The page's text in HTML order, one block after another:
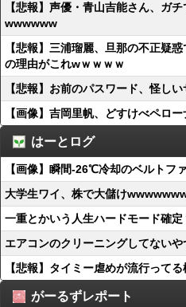
【悲報】声優・青山吉能さん、ガ
wwwwww
【悲報】三浦瑠麗、旦那の不正疑
の理由がこれwｗｗｗｗ
【悲報】お前のパスワード、怪し
【画像】吉岡里帆、どすけべペロ
はーとログ
【画像】瞬間-26℃冷却のベルトフ
大学生ワイ、株で大儲け
一重とかいう人生ハードモード確定
エアコンのクリーニングしてないや
【悲報】タイミー虐めが流行ってる
がーるずレポート